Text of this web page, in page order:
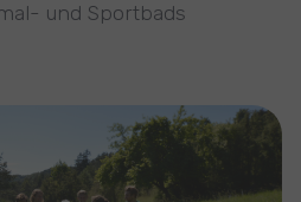
und Sportbads